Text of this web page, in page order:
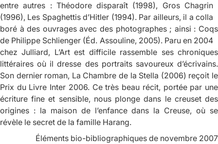
entre autres : Théodore disparaît (1998), Gros Chagrin
(1996), Les Spaghettis d’Hitler (1994). Par ailleurs, il a colla
boré à des ouvrages avec des photographes ; ainsi : Coqs
de Philippe Schlienger (Éd. Assouline, 2005). Paru en 2004
chez Julliard, L’Art est difficile rassemble ses chroniques
littéraires où il dresse des portraits savoureux d’écrivains.
Son dernier roman, La Chambre de la Stella (2006) reçoit le
Prix du Livre Inter 2006. Ce très beau récit, portée par une
écriture fine et sensible, nous plonge dans le creuset des
origines : la maison de l’enfance dans la Creuse, où se
révèle le secret de la famille Harang.
Éléments bio-bibliographiques de novembre 2007